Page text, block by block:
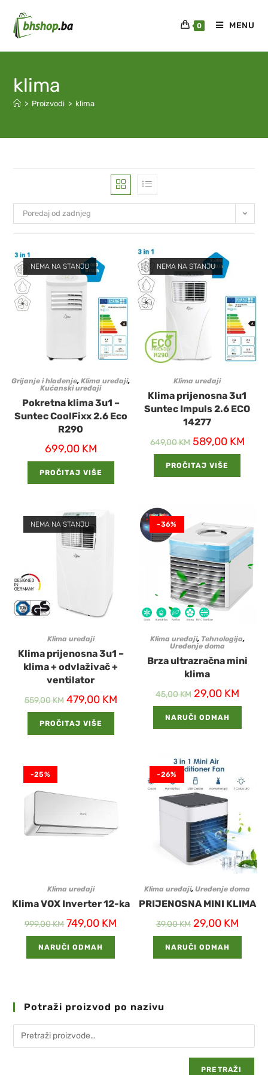
0 MENU
klima
> Proizvodi > klima
Poredaj od zadnjeg
NEMA NA STANJU
Grijanje i hlađenje,Klima uređaji,
Kućanski uređaji
Pokretna klima 3u1 –
Suntec CoolFixx 2.6 Eco
R290
699,00 KM
PROČITAJ VIŠE
NEMA NA STANJU
Klima uređaji
Klima prijenosna 3u1
Suntec Impuls 2.6 ECO
14277
649,00KM 589,00 KM
PROČITAJ VIŠE
NEMA NA STANJU
Klima uređaji
Klima prijenosna 3u1 –
klima + odvlaživač +
ventilator
559,00KM 479,00 KM
PROČITAJ VIŠE
-36%
Klima uređaji, Tehnologija,
Uređenje doma
Brza ultrazračna mini
klima
45,00KM 29,00 KM
NARUČI ODMAH
-25%
Klima uređaji
Klima VOX Inverter 12-ka
999,00KM 749,00 KM
NARUČI ODMAH
-26%
Klima uređaji,Uređenje doma
PRIJENOSNA MINI KLIMA
39,00KM 29,00 KM
NARUČI ODMAH
Potraži proizvod po nazivu
PRETRAŽI